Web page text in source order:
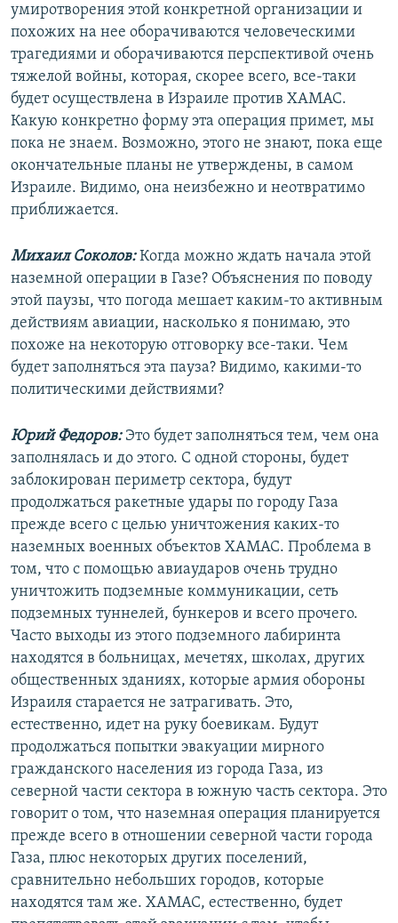
умиротворения этой конкретной организации и
похожих на нее оборачиваются человеческими
трагедиями и оборачиваются перспективой очень
тяжелой войны, которая, скорее всего, все-таки
будет осуществлена в Израиле против ХАМАС.
Какую конкретно форму эта операция примет, мы
пока не знаем. Возможно, этого не знают, пока еще
окончательные планы не утверждены, в самом
Израиле. Видимо, она неизбежно и неотвратимо
приближается.
Михаил Соколов:Когда можно ждать начала этой
наземной операции в Газе? Объяснения по поводу
этой паузы, что погода мешает каким-то активным
действиям авиации, насколько я понимаю, это
похоже на некоторую отговорку все-таки. Чем
будет заполняться эта пауза? Видимо, какими-то
политическими действиями?
Юрий Федоров:Это будет заполняться тем, чем она
заполнялась и до этого. С одной стороны, будет
заблокирован периметр сектора, будут
продолжаться ракетные удары по городу Газа
прежде всего с целью уничтожения каких-то
наземных военных объектов ХАМАС. Проблема в
том, что с помощью авиаударов очень трудно
уничтожить подземные коммуникации, сеть
подземных туннелей, бункеров и всего прочего.
Часто выходы из этого подземного лабиринта
находятся в больницах, мечетях, школах, других
общественных зданиях, которые армия обороны
Израиля старается не затрагивать. Это,
естественно, идет на руку боевикам. Будут
продолжаться попытки эвакуации мирного
гражданского населения из города Газа, из
северной части сектора в южную часть сектора. Это
говорит о том, что наземная операция планируется
прежде всего в отношении северной части города
Газа, плюс некоторых других поселений,
сравнительно небольших городов, которые
находятся там же. ХАМАС, естественно, будет